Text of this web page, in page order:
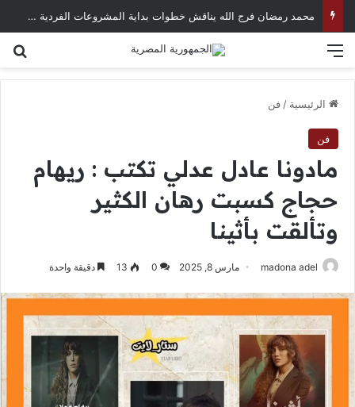
محمد رمضان فرج الله يناقش خطوات بداية المشروعات الفردية في العصر الرقمي
الرئيسية / فن
فن
مادونا عادل عدلي تكتب : ريهام
حجاج كسبت رهان الكثير
وتألقت بأثينا
madona adel مارس 8, 2025 0
13 دقيقة واحدة